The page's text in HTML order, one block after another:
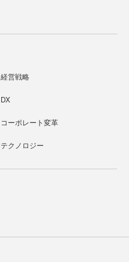
経営戦略
DX
コーポレート変革
テクノロジー